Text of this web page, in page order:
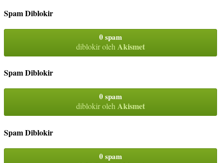
Spam Diblokir
0 spam
diblokir oleh Akismet
Spam Diblokir
0 spam
diblokir olehAkismet
Spam Diblokir
0 spam